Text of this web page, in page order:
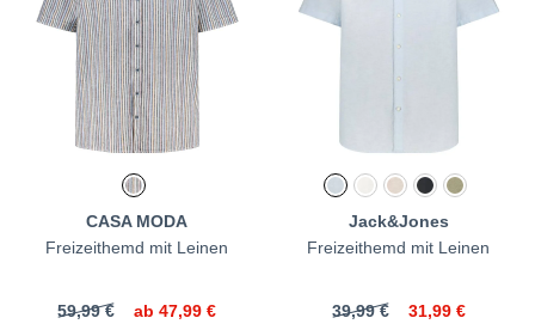
CASA MODA
Freizeithemd mit Leinen
59,99 € ab 47,99 €
Jack&Jones
Freizeithemd mit Leinen
39,99 € 31,99 €